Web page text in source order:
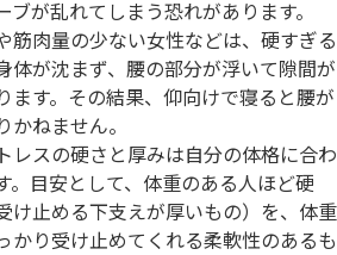
が乱れてしまう恐れがあります。
筋肉量の少ない女性などは、硬すぎる
体が沈まず、腰の部分が浮いて隙間が
ます。その結果、仰向けで寝ると腰が
ねません。
レスの硬さと厚みは自分の体格に合わ
。目安として、体重のある人ほど硬
け止める下支えが厚いもの）を、体重
かり受け止めてくれる柔軟性のあるも